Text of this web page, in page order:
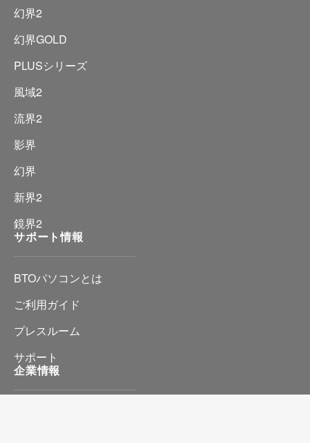
幻界2
幻界GOLD
PLUSシリーズ
風域2
流界2
影界
幻界
新界2
鏡界2
サポート情報
BTOパソコンとは
ご利用ガイド
プレスルーム
サポート
企業情報